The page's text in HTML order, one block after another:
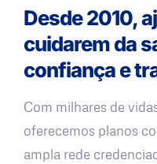
Desde 2010,
cuidarem da
confiança e
Com milhares de
oferecemos planos
ampla rede